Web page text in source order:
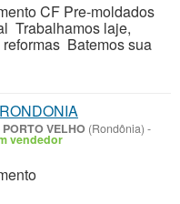
CF Pre-moldados
Trabalhamos laje,
Batemos sua
PORTO VELHO (Rondônia) -
vendedor